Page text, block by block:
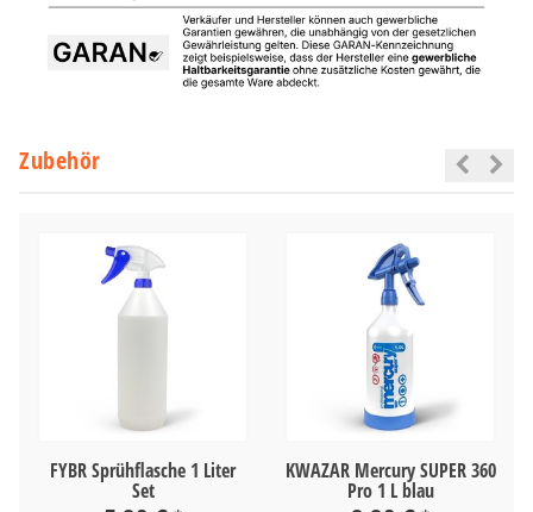
Zubehör
FYBR Sprühflasche 1 Liter
Set
KWAZAR Mercury SUPER 360
Pro 1 L blau